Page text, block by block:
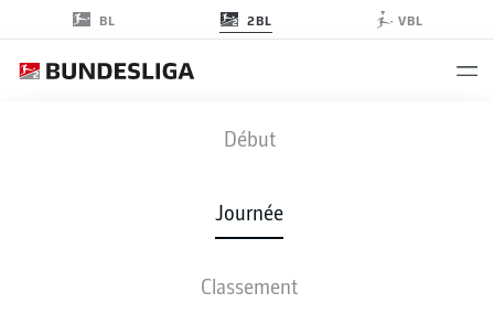
BL 2BL VBL
Début
Journée
Classement
OSN- REG
0 1
COMPOSITIONS STATISTIQUES